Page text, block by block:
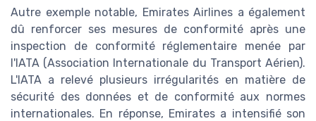
Autre exemple notable, Emirates Airlines a également
dû renforcer ses mesures de conformité après une
inspection de conformité réglementaire menée par
l'IATA (Association Internationale du Transport Aérien).
L'IATA a relevé plusieurs irrégularités en matière de
sécurité des données et de conformité aux normes
internationales. En réponse, Emirates a intensifié son